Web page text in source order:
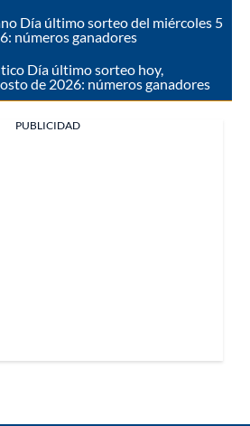
Día último sorteo del miércoles 5
números ganadores
Día último sorteo hoy,
de 2026: números ganadores
PUBLICIDAD